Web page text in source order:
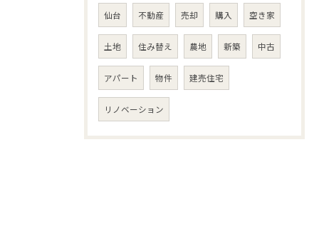
仙台 不動産 売却 購入 空き家
土地 住み替え 農地 新築 中古
アパート 物件 建売住宅
リノベーション